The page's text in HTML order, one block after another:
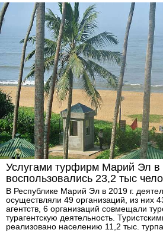
Услугами турфирм Марий Эл в
воспользовались 23,2 тыс
В Республике Марий Эл в 2019 г.
осуществляли 49 организаций, из них
агентств, 6 организаций совмещали
турагентскую деятельность.
реализовано населению 11,2 тыс.